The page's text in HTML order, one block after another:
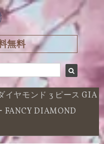
無料
イヤモンド 3 ピース GIA
FANCY DIAMOND